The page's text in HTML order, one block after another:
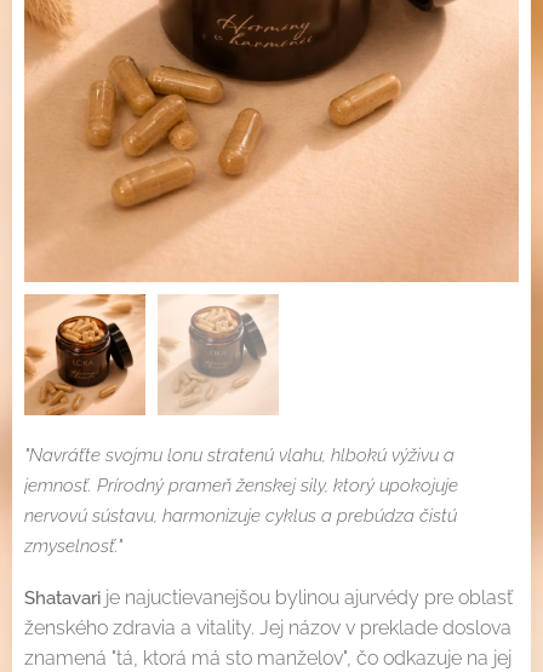
"Navráťte svojmu lonu stratenú vlahu, hlbokú výživu a
jemnosť. Prírodný prameň ženskej sily, ktorý upokojuje
nervovú sústavu, harmonizuje cyklus a prebúdza čistú
zmyselnosť."
Shatavari je najuctievanejšou bylinou ajurvédy pre oblasť
ženského zdravia a vitality. Jej názov v preklade doslova
znamená "tá, ktorá má sto manželov", čo odkazuje na jej